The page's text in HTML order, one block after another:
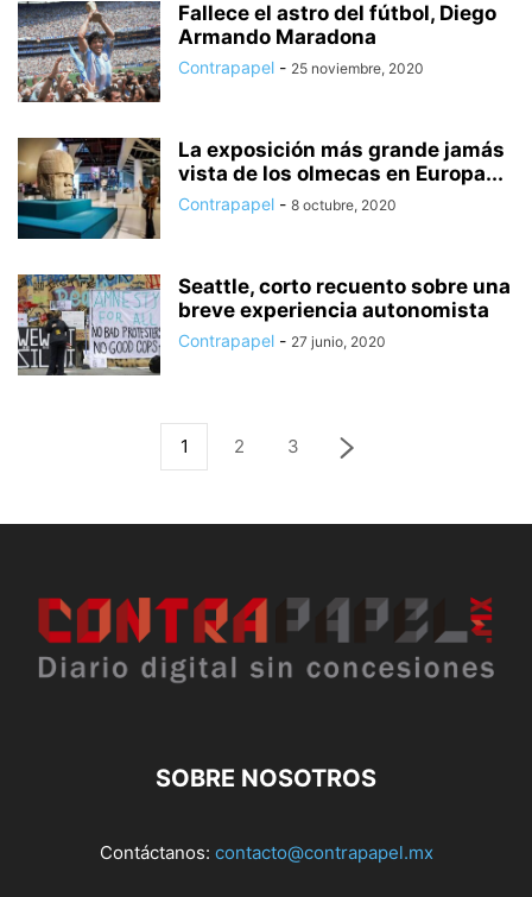
Fallece el astro del fútbol, Diego
Armando Maradona
Contrapapel - 25 noviembre, 2020
La exposición más grande jamás
vista de los olmecas en Europa...
Contrapapel - 8 octubre, 2020
Seattle, corto recuento sobre una
breve experiencia autonomista
Contrapapel - 27 junio, 2020
1 2 3
SOBRE NOSOTROS
Contáctanos: contacto@contrapapel.mx